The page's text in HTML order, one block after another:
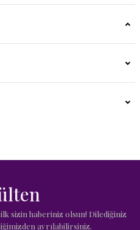
sizin haberiniz olsun! Dilediğiniz
ayrılabilirsiniz.